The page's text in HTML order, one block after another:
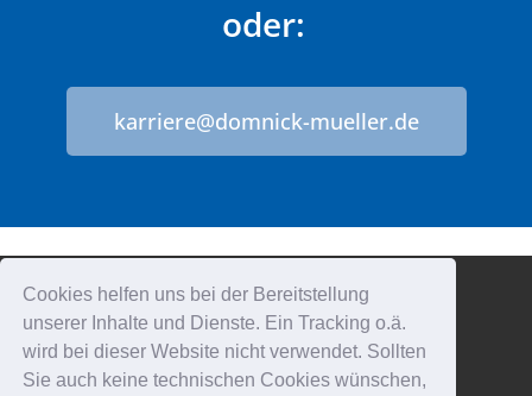
Cookies helfen uns bei der Bereitstellung
unserer Inhalte und Dienste. Ein Tracking o.ä.
wird bei dieser Website nicht verwendet. Sollten
Sie auch keine technischen Cookies wünschen,
oder:
karriere@domnick-mueller.de